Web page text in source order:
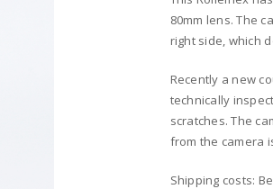
80mm lens. The
right side, which
Recently a new
technically
scratches. The
from the camera
Shipping costs: